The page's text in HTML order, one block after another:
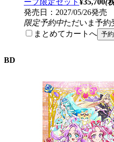
ープ限定セット ¥35,700(
発売日：2027/05/26発売
限定予約中ただいま予約
まとめてカートへ
BD